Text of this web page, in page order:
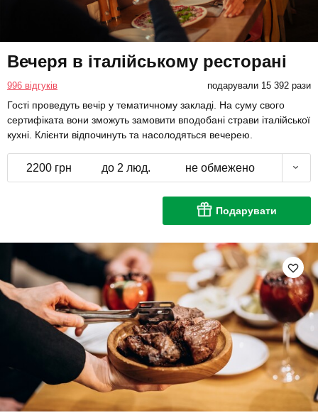
Вечеря в італійському ресторані
996 відгуків подарували 15 392 рази
Гості проведуть вечір у тематичному закладі. На суму свого
сертифіката вони зможуть замовити вподобані страви італійської
кухні. Клієнти відпочинуть та насолодяться вечерею.
2200 грн до 2 люд. не обмежено
Подарувати